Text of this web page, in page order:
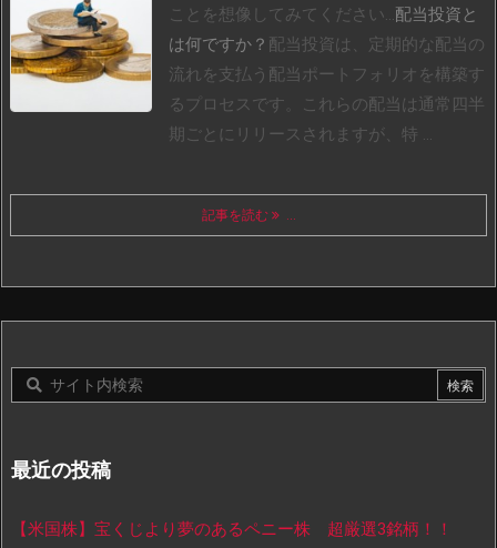
ことを想像してみてください…配当投資と
は何ですか？ 配当投資は、定期的な配当の
流れを支払う配当ポートフォリオを構築す
るプロセスです。これらの配当は通常四半
期ごとにリリースされますが、特 ...
記事を読む ...
最近の投稿
【米国株】宝くじより夢のあるペニー株 超厳選3銘柄！！